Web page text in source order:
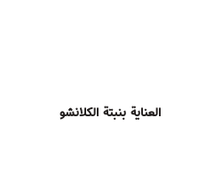
العناية بنبتة الكلانشو